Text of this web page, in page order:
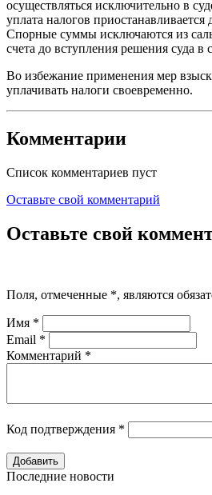
осуществляться исключительно в
уплата налогов приостанавливается
Спорные суммы исключаются из
счета до вступления решения суда в
Во избежание применения мер
уплачивать налоги своевременно.
Комментарии
Список комментариев пуст
Оставьте свой комментарий
Оставьте свой
Поля, отмеченные *, являются
Имя *
Email *
Комментарий *
Код подтверждения *
Последние новости